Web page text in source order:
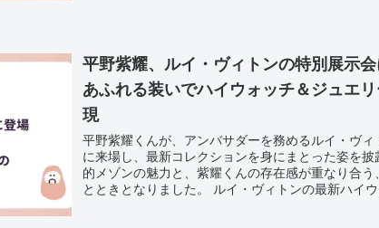
平野紫耀、ルイ・ヴィトンの特別展示
あふれる装いでハイウォッチ＆ジュエ
現
平野紫耀くんが、アンバサダーを務めるルイ・ヴ
に来場し、最新コレクションを身にまとった姿を
的メゾンの魅力と、紫耀くんの存在感が重なり合
とときとなりました。 ルイ・ヴィトンの最新ハイ